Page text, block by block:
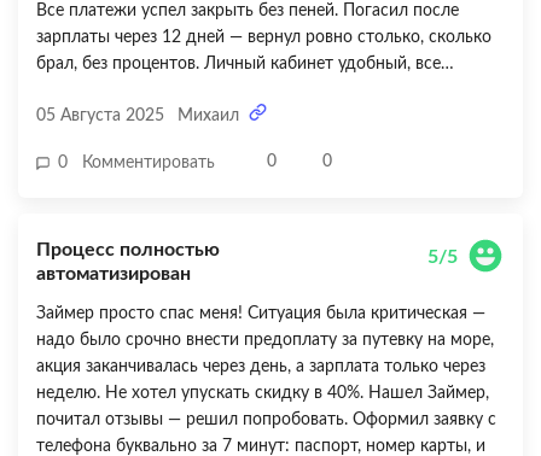
Все платежи успел закрыть без пеней. Погасил после
зарплаты через 12 дней — вернул ровно столько, сколько
брал, без процентов. Личный кабинет удобный, все
напоминаний о дате погашения. Я чуть не забыл, хорошо
или уведомления хотя бы за день до срока. Ставлю 4 из 5
05 Августа 2025 Михаил
0 Комментировать 0 0
Процесс полностью
автоматизирован
5/5
Займер просто спас меня! Ситуация была критическая —
надо было срочно внести предоплату за путевку на море,
акция заканчивалась через день, а зарплата только через
неделю. Не хотел упускать скидку в 40%. Нашел Займер,
почитал отзывы — решил попробовать. Оформил заявку с
телефона буквально за 7 минут: паспорт, номер карты, и